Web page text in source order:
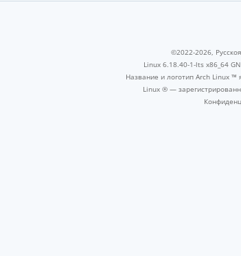
©2022-2026,
Linux 6.18.40-1-lts x86_64
Название и логотип Arch Linux
Linux ® —